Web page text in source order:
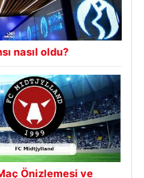
nasıl oldu?
Önizlemesi ve